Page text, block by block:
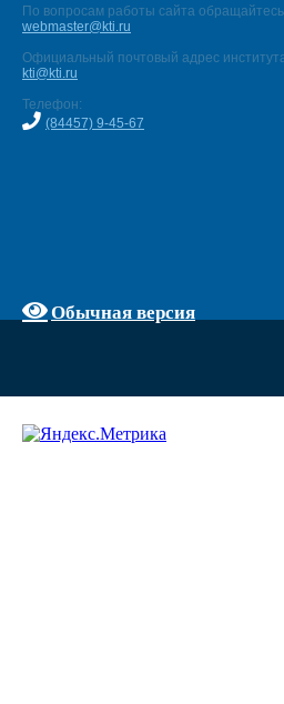
По вопросам работы сайта
webmaster@kti.ru
Официальный почтовый адрес
kti@kti.ru
Телефон:
(84457) 9-45-67
Обычная версия